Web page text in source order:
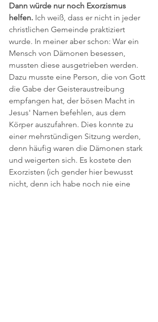
Dann würde nur noch Exorzismus
helfen. Ich weiß, dass er nicht in jeder
christlichen Gemeinde praktiziert
wurde. In meiner aber schon: War ein
Mensch von Dämonen besessen,
mussten diese ausgetrieben werden.
Dazu musste eine Person, die von Gott
die Gabe der Geisteraustreibung
empfangen hat, der bösen Macht in
Jesus' Namen befehlen, aus dem
Körper auszufahren. Dies konnte zu
einer mehrstündigen Sitzung werden,
denn häufig waren die Dämonen stark
und weigerten sich. Es kostete den
Exorzisten (ich gender hier bewusst
nicht, denn ich habe noch nie eine